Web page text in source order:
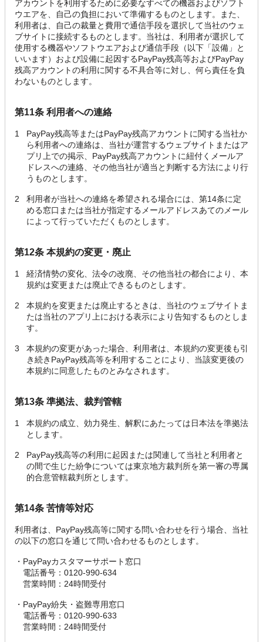
アカウントを利用するために必要なすべての機器およびソフト
ウエアを、自己の負担において準備するものとします。また、
利用者は、自己の裁量と費用で通信手段を選択して当社のウェ
ブサイトに接続するものとします。当社は、利用者が選択して
使用する機器やソフトウエアおよび通信手段（以下「設備」と
いいます）および設備に起因するPayPay残高等およびPayPay
残高アカウントの利用に関する不具合等に対し、何ら責任を負
わないものとします。
第11条 利用者への連絡
1
PayPay残高等またはPayPay残高アカウントに関する当社か
ら利用者への連絡は、当社が運営するウェブサイトまたはア
プリ上での掲示、PayPay残高アカウントに紐付くメールア
ドレスへの連絡、その他当社が適当と判断する方法により行
うものとします。
2
利用者が当社への連絡を希望される場合には、第14条に定
める窓口または当社が指定するメールアドレスあてのメール
によって行っていただくものとします。
第12条 本規約の変更・廃止
1
経済情勢の変化、法令の改廃、その他当社の都合により、本
規約は変更または廃止できるものとします。
2
本規約を変更または廃止するときは、当社のウェブサイトま
たは当社のアプリ上における表示により告知するものとしま
す。
3
本規約の変更があった場合、利用者は、本規約の変更後も引
き続きPayPay残高等を利用することにより、当該変更後の
本規約に同意したものとみなされます。
第13条 準拠法、裁判管轄
1
本規約の成立、効力発生、解釈にあたっては日本法を準拠法
とします。
2
PayPay残高等の利用に起因または関連して当社と利用者と
の間で生じた紛争については東京地方裁判所を第一審の専属
的合意管轄裁判所とします。
第14条 苦情等対応
利用者は、PayPay残高等に関する問い合わせを行う場合、当社
の以下の窓口を通じて問い合わせるものとします。
・ PayPayカスタマーサポート窓口
電話番号：0120-990-634
営業時間：24時間受付
・ PayPay紛失・盗難専用窓口
電話番号：0120-990-633
営業時間：24時間受付